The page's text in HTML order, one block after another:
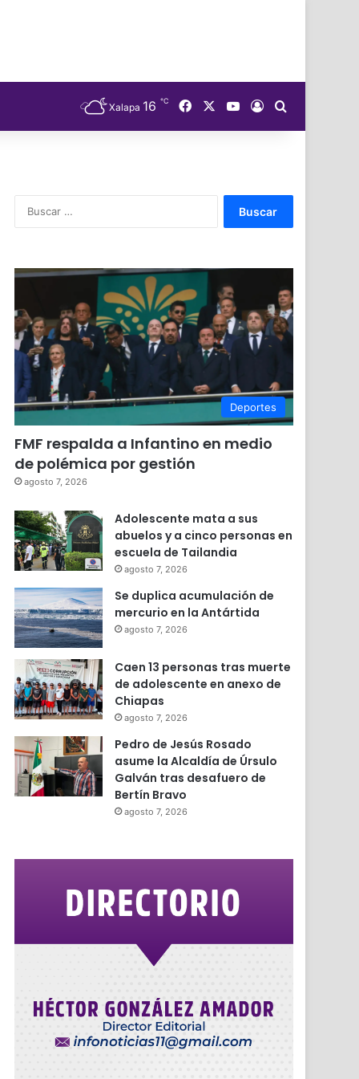
Xalapa 16 ℃ FacebookYouTube
Acceso
Deportes
FMF respalda a Infantino en medio
de polémica por gestión
agosto 7, 2026
Adolescente mata a sus
abuelos y a cinco personas en
escuela de Tailandia
agosto 7, 2026
Se duplica acumulación de
mercurio en la Antártida
agosto 7, 2026
Caen 13 personas tras muerte
de adolescente en anexo de
Chiapas
agosto 7, 2026
Pedro de Jesús Rosado
asume la Alcaldía de Úrsulo
Galván tras desafuero de
Bertín Bravo
agosto 7, 2026